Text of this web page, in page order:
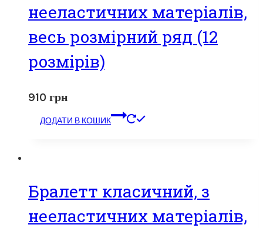
нееластичних матеріалів,
весь розмірний ряд (12
розмірів)
910 грн
ДОДАТИ В КОШИК
Бралетт класичний, з
нееластичних матеріалів,